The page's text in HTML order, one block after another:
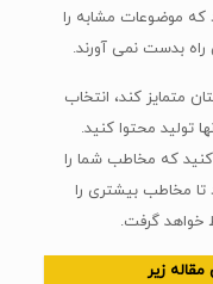
که موضوعات مشابه را
راه بدست نمی آورند.
متمایز کند، انتخاب
تولید محتوا کنید.
کنید که مخاطب شما را
مخاطب بیشتری را
خواهد گرفت.
زیر